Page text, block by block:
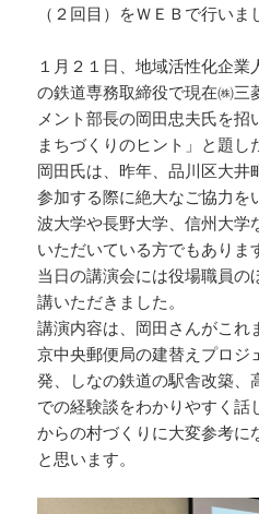
（２回目）をＷＥＢで行いま
１月２１日、地域活性化企
の鉄道専務取締役で現在㈱三
メント部長の岡田忠夫氏を
まちづくりのヒント」と題し
岡田氏は、昨年、品川区大井
参加する際に絶大なご協力を
波大学や長野大学、信州大学
いただいている方でもありま
当日の講演会には役場職員の
講いただきました。
講演内容は、岡田さんがこれ
京中央郵便局の建替えプロジ
発、しなの鉄道の駅舎改築、
での経験談をわかりやすく話
からの村づくりに大変参考に
と思います。